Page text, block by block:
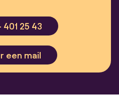
401 25 43
een mail